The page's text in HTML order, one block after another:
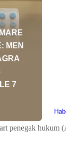
penegak hukum